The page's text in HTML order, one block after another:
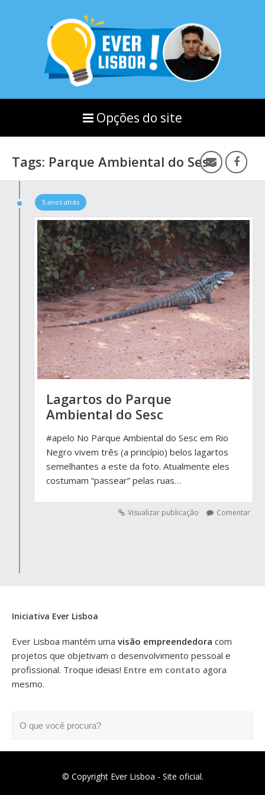
Opções do site
Tags: Parque Ambiental do Sesc
5 anos atrás
Lagartos do Parque
Ambiental do Sesc
#apelo No Parque Ambiental do Sesc em Rio
Negro vivem três (a princípio) belos lagartos
semelhantes a este da foto. Atualmente eles
costumam “passear” pelas ruas…
Visualizar publicação Comentar
Iniciativa Ever Lisboa
Ever Lisboa mantém uma visão empreendedora com
projetos que objetivam o desenvolvimento pessoal e
profissional. Troque ideias! Entre em contato agora
mesmo.
© Copyright Ever Lisboa - Site oficial.